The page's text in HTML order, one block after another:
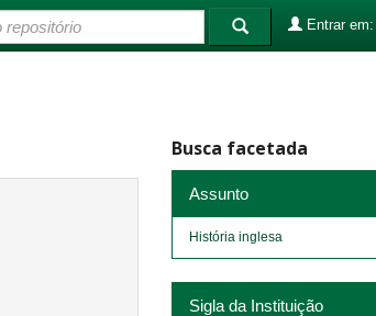
Entrar em:
Busca facetada
Assunto
História inglesa
Sigla da Instituição